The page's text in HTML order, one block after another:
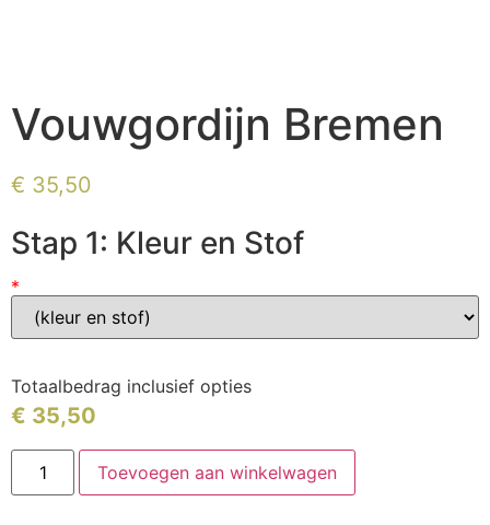
Vouwgordijn Bremen
€ 35,50
Stap 1: Kleur en Stof
*
Totaalbedrag inclusief opties
€ 35,50
Toevoegen aan winkelwagen